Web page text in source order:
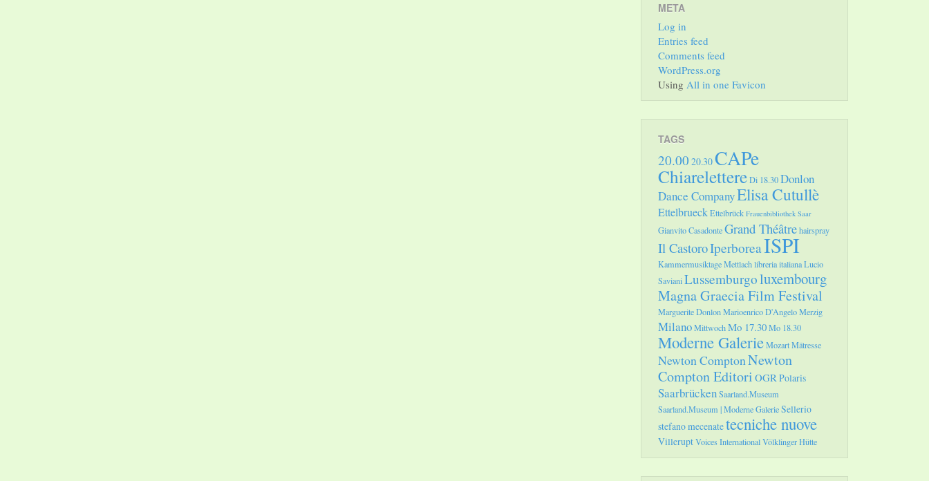
META
Log in
Entries feed
Comments feed
WordPress.org
Using All in one Favicon
TAGS
20.00 20.30CAPe
ChiarelettereDi 18.30Donlon
Dance CompanyElisa Cutullè
EttelbrueckEttelbrück Frauenbibliothek Saar
Gianvito CasadonteGrand Théâtrehairspray
Il CastoroIperboreaISPI
Kammermusiktage Mettlachlibreria italianaLucio
SavianiLussemburgoluxembourg
Magna Graecia Film Festival
Marguerite DonlonMarioenrico D'AngeloMerzig
MilanoMittwochMo 17.30Mo 18.30
Moderne GalerieMozartMätresse
Newton ComptonNewton
Compton Editori OGRPolaris
SaarbrückenSaarland.Museum
Saarland.Museum | Moderne GalerieSellerio
stefano mecenatetecniche nuove
VilleruptVoices InternationalVölklinger Hütte